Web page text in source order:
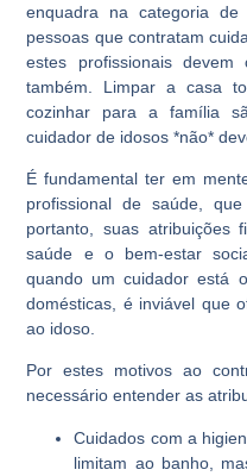
enquadra na categoria de
pessoas que contratam
estes profissionais
também. Limpar a casa
cozinhar para a família
cuidador de idosos *não*
É fundamental ter em
profissional de saúde,
portanto, suas atribuições
saúde e o bem-estar
quando um cuidador está
domésticas, é inviável que
ao idoso.
Por estes motivos ao
necessário entender as
Cuidados com a
limitam ao banho,